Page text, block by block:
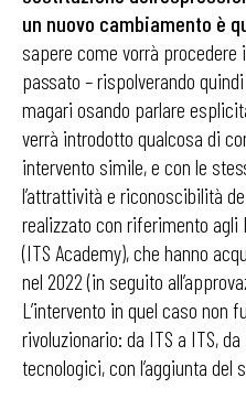
un nuovo cambiamento è
sapere come vorrà
passato – rispolverando quindi
magari osando parlare
verrà introdotto qualcosa di
intervento simile, e con le
l’attrattività e riconoscibilità
realizzato con riferimento
(ITS Academy), che hanno
nel 2022 (in seguito
L’intervento in quel caso non
rivoluzionario: da ITS a ITS,
tecnologici, con l’aggiunta del